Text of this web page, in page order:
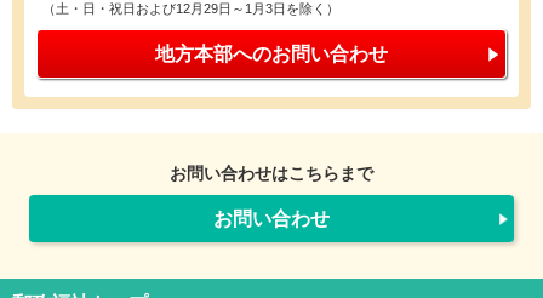
（土・日・祝日および12月29日～1月3日を除く）
地方本部へのお問い合わせ
お問い合わせはこちらまで
お問い合わせ